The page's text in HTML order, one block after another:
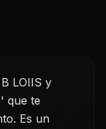
LOIIS y
que te
Es un